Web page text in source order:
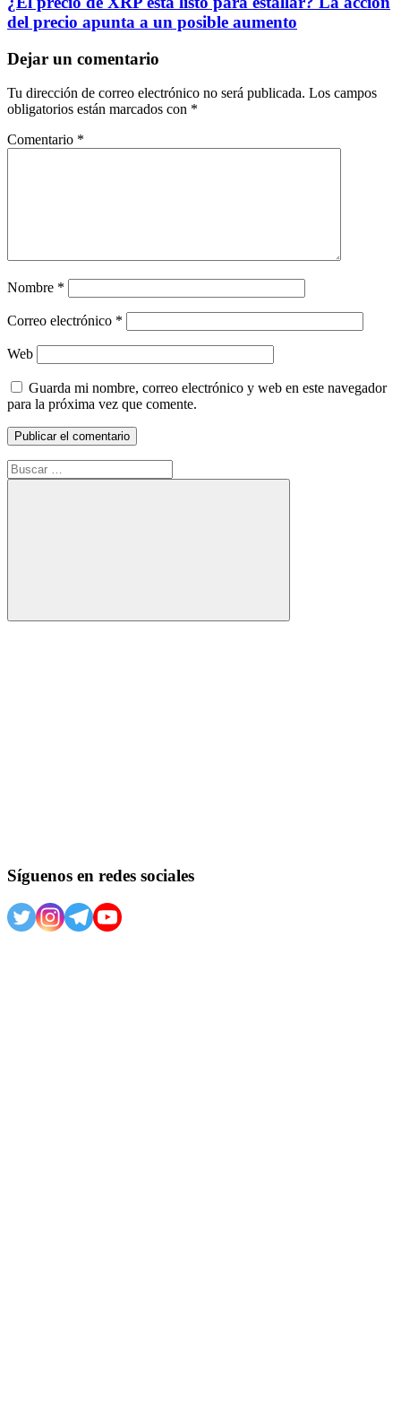
del precio apunta a un posible aumento
Dejar un comentario
Tu dirección de correo electrónico no será publicada. Los campos
obligatorios están marcados con *
Comentario *
Nombre *
Correo electrónico *
Web
Guarda mi nombre, correo electrónico y web en este navegador
para la próxima vez que comente.
Buscar:
Buscar
Síguenos en redes sociales